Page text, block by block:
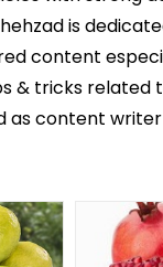
is
content
& tricks related
as content